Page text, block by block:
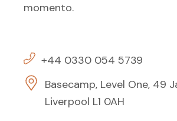
momento.
+44 0330 054 5739
Basecamp, Level One, 49
Liverpool L1 0AH